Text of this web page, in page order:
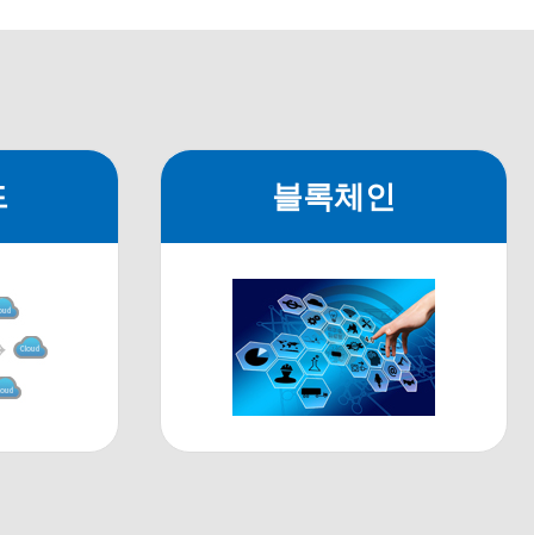
블록체인